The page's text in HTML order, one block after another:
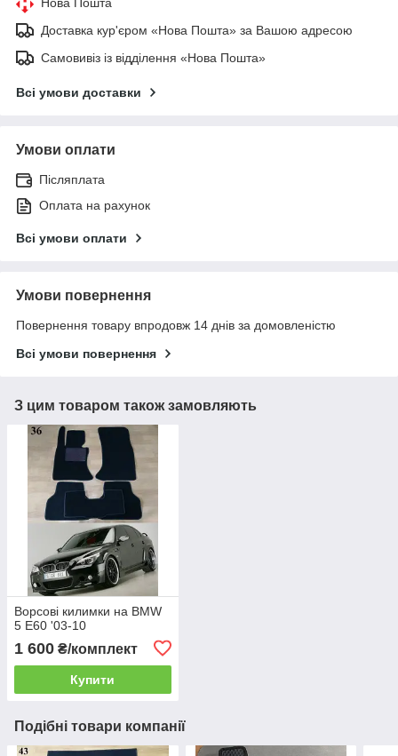
Доставка кур'єром «Нова Пошта» за Вашою адресою
Самовивіз із відділення «Нова Пошта»
Всі умови доставки
Умови оплати
Післяплата
Оплата на рахунок
Всі умови оплати
Умови повернення
Повернення товару впродовж 14 днів за домовленістю
Всі умови повернення
З цим товаром також замовляють
Ворсові килимки на BMW
5 E60 '03-10
1 600 ₴/комплект
Купити
Подібні товари компанії